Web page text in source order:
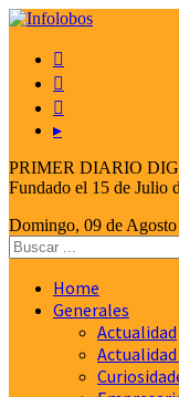



▸
PRIMER DIARIO
Fundado el 15 de Julio
Domingo, 09 de
Home
Generales
Actualidad